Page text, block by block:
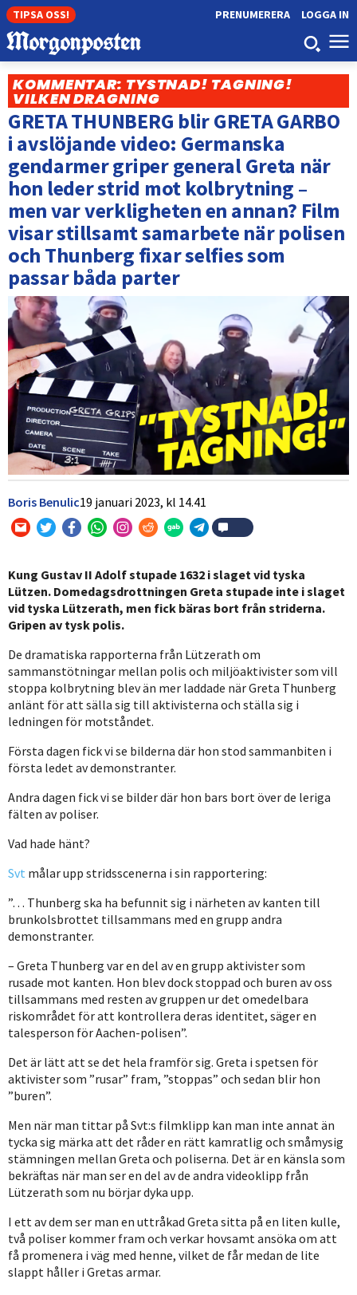
TIPSA OSS! LOGGA IN
PRENUMERERA
KOMMENTAR: TYSTNAD! TAGNING!
VILKEN DRAGNING
GRETA THUNBERG blir GRETA GARBO
i avslöjande video: Germanska
gendarmer griper general Greta när
hon leder strid mot kolbrytning –
men var verkligheten en annan? Film
visar stillsamt samarbete när polisen
och Thunberg fixar selfies som
passar båda parter
Boris Benulic19 januari 2023, kl 14.41
Kung Gustav II Adolf stupade 1632 i slaget vid tyska
Lützen. Domedagsdrottningen Greta stupade inte i slaget
vid tyska Lützerath, men fick bäras bort från striderna.
Gripen av tysk polis.
De dramatiska rapporterna från Lützerath om
sammanstötningar mellan polis och miljöaktivister som vill
stoppa kolbrytning blev än mer laddade när Greta Thunberg
anlänt för att sälla sig till aktivisterna och ställa sig i
ledningen för motståndet.
Första dagen fick vi se bilderna där hon stod sammanbiten i
första ledet av demonstranter.
Andra dagen fick vi se bilder där hon bars bort över de leriga
fälten av poliser.
Vad hade hänt?
Svt målar upp stridsscenerna i sin rapportering:
”… Thunberg ska ha befunnit sig i närheten av kanten till
brunkolsbrottet tillsammans med en grupp andra
demonstranter.
– Greta Thunberg var en del av en grupp aktivister som
rusade mot kanten. Hon blev dock stoppad och buren av oss
tillsammans med resten av gruppen ur det omedelbara
riskområdet för att kontrollera deras identitet, säger en
talesperson för Aachen-polisen”.
Det är lätt att se det hela framför sig. Greta i spetsen för
aktivister som ”rusar” fram, ”stoppas” och sedan blir hon
”buren”.
Men när man tittar på Svt:s filmklipp kan man inte annat än
tycka sig märka att det råder en rätt kamratlig och småmysig
stämningen mellan Greta och poliserna. Det är en känsla som
bekräftas när man ser en del av de andra videoklipp från
Lützerath som nu börjar dyka upp.
I ett av dem ser man en uttråkad Greta sitta på en liten kulle,
två poliser kommer fram och verkar hovsamt ansöka om att
få promenera i väg med henne, vilket de får medan de lite
slappt håller i Gretas armar.